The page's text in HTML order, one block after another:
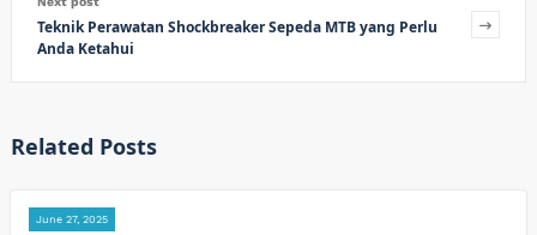
Teknik Perawatan Shockbreaker Sepeda MTB yang Perlu
Anda Ketahui
Related Posts
June 27, 2025